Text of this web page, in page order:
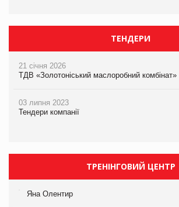
ТЕНДЕРИ
21 січня 2026
ТДВ «Золотоніський маслоробний комбінат»
03 липня 2023
Тендери компанії
ТРЕНІНГОВИЙ ЦЕНТР
Яна Олентир